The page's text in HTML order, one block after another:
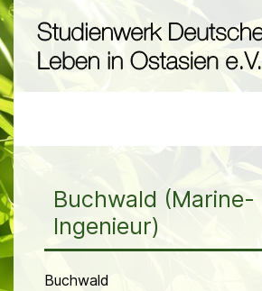
Buchwald (Marine-
Ingenieur)
Buchwald